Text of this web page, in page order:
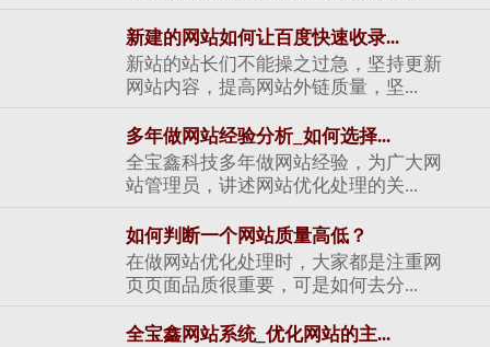
新建的网站如何让百度快速收录...
新站的站长们不能操之过急，坚持更新
网站内容，提高网站外链质量，坚...
多年做网站经验分析_如何选择...
全宝鑫科技多年做网站经验，为广大网
站管理员，讲述网站优化处理的关...
如何判断一个网站质量高低？
在做网站优化处理时，大家都是注重网
页页面品质很重要，可是如何去分...
全宝鑫网站系统_优化网站的主...